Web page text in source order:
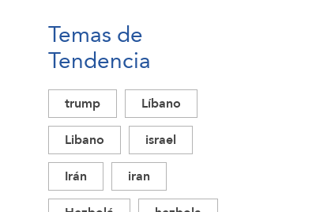
Temas de
Tendencia
trump
Líbano
Libano
israel
Irán
iran